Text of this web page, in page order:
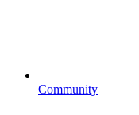
Community